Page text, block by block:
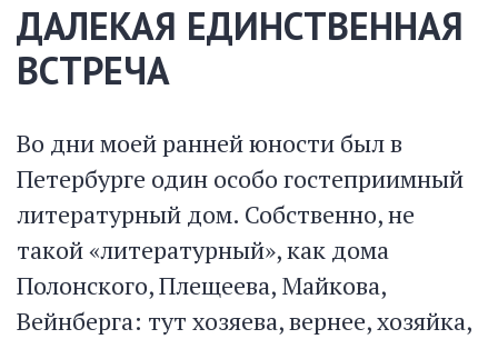
ДАЛЕКАЯ ЕДИНСТВЕННАЯ
ВСТРЕЧА
Во дни моей ранней юности был в
Петербурге один особо гостеприимный
литературный дом. Собственно, не
такой «литературный», как дома
Полонского, Плещеева, Майкова,
Вейнберга: тут хозяева, вернее, хозяйка,